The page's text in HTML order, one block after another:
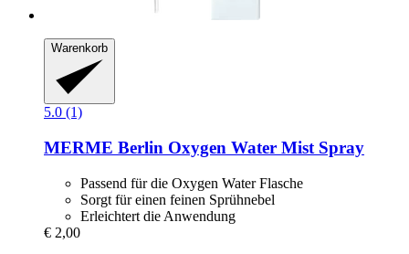
Warenkorb
5.0 (1)
MERME Berlin Oxygen Water Mist Spray
Passend für die Oxygen Water Flasche
Sorgt für einen feinen Sprühnebel
Erleichtert die Anwendung
€ 2,00